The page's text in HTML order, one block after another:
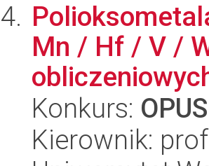
Mn / Hf / V /
Konkurs:
Kierownik: